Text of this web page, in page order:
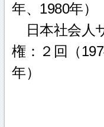
年、1980年）
日本社会人
権：２回（
年）